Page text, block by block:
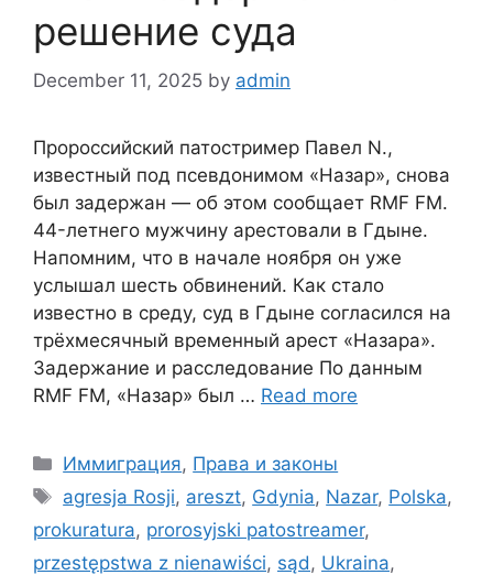
решение суда
December 11, 2025 by admin
Пророссийский патостример Павел N.,
известный под псевдонимом «Назар», снова
был задержан — об этом сообщает RMF FM.
44-летнего мужчину арестовали в Гдыне.
Напомним, что в начале ноября он уже
услышал шесть обвинений. Как стало
известно в среду, суд в Гдыне согласился на
трёхмесячный временный арест «Назара».
Задержание и расследование По данным
RMF FM, «Назар» был … Read more
Categories
Иммиграция, Права и законы
Tags
agresja Rosji, areszt, Gdynia, Nazar, Polska,
prokuratura, prorosyjski patostreamer,
przestępstwa z nienawiści, sąd , Ukraina,